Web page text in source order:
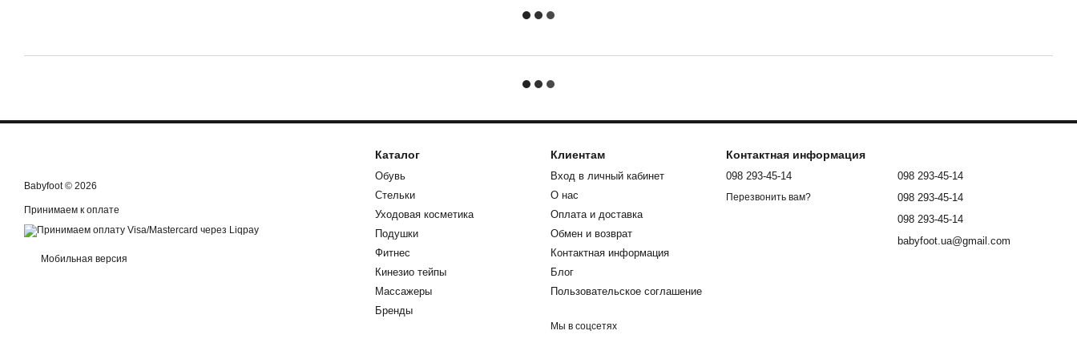
Babyfoot © 2026
Принимаем к оплате
Мобильная версия
Каталог
Обувь
Стельки
Уходовая косметика
Подушки
Фитнес
Кинезио тейпы
Массажеры
Бренды
Клиентам
Вход в личный кабинет
О нас
Оплата и доставка
Обмен и возврат
Контактная информация
Блог
Пользовательское соглашение
Мы в соцсетях
Контактная информация
098 293-45-14
Перезвонить вам?
098 293-45-14
098 293-45-14
098 293-45-14
babyfoot.ua@gmail.com